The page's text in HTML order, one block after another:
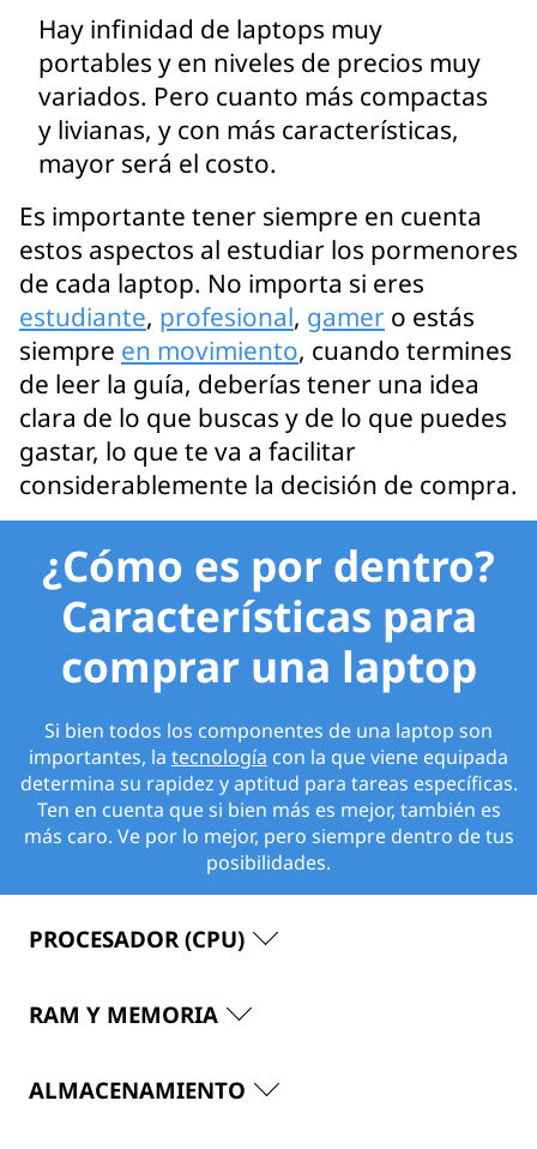
Hay infinidad de laptops muy
portables y en niveles de precios muy
variados. Pero cuanto más compactas
y livianas, y con más características,
mayor será el costo.
Es importante tener siempre en cuenta
estos aspectos al estudiar los pormenores
de cada laptop. No importa si eres
estudiante, profesional, gamer o estás
siempre en movimiento, cuando termines
de leer la guía, deberías tener una idea
clara de lo que buscas y de lo que puedes
gastar, lo que te va a facilitar
considerablemente la decisión de compra.
¿Cómo es por dentro?
Características para
comprar una laptop
Si bien todos los componentes de una laptop son
importantes, la tecnología con la que viene equipada
determina su rapidez y aptitud para tareas específicas.
Ten en cuenta que si bien más es mejor, también es
más caro. Ve por lo mejor, pero siempre dentro de tus
posibilidades.
PROCESADOR (CPU)
RAM Y MEMORIA
ALMACENAMIENTO